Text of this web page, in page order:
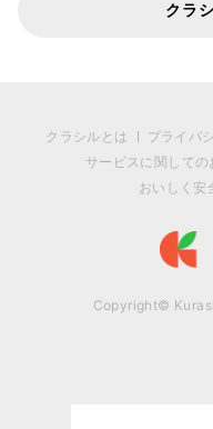
クラ
クラシルとは プライバ
サービスに関しての
おいしく安
Copyright©